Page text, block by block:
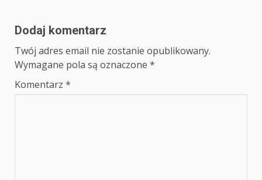
Dodaj komentarz
Twój adres email nie zostanie opublikowany.
Wymagane pola są oznaczone *
Komentarz *